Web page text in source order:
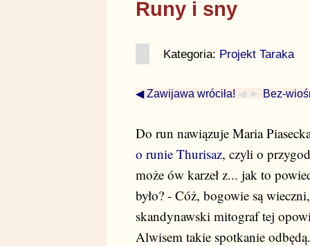
Runy i sny
Kategoria: Projekt Taraka
◀ Zawijawa wróciła! ◀ ► Bez-
Do run nawiązuje Maria
o runie Thurisaz, czyli o
może ów karzeł z... jak to
było? - Cóż, bogowie są
skandynawski mitograf tej
Alwisem takie spotkanie